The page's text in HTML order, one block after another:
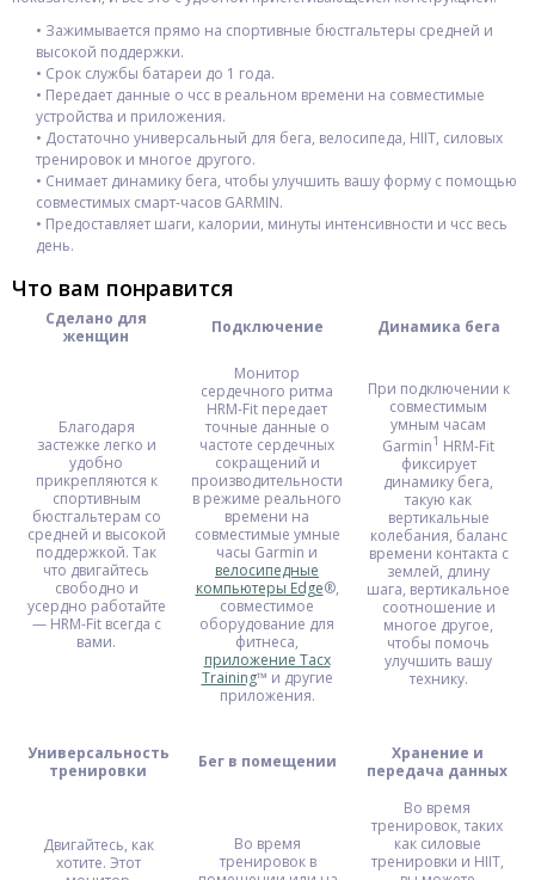
• Зажимывается прямо на спортивные бюстгальтеры средней и
высокой поддержки.
• Срок службы батареи до 1 года.
• Передает данные о чсс в реальном времени на совместимые
устройства и приложения.
• Достаточно универсальный для бега, велосипеда, HIIT, силовых
тренировок и многое другого.
• Cнимает динамику бега, чтобы улучшить вашу форму с помощью
совместимых смарт-часов GARMIN.
• Предоставляет шаги, калории, минуты интенсивности и чсс весь
день.
Что вам понравится
Сделано для
женщин
Подключение Динамика бега
Благодаря
застежке легко и
удобно
прикрепляются к
спортивным
бюстгальтерам со
средней и высокой
поддержкой. Так
что двигайтесь
свободно и
усердно работайте
— HRM-Fit всегда с
вами.
Монитор
сердечного ритма
HRM-Fit передает
точные данные о
частоте сердечных
сокращений и
производительности
в режиме реального
времени на
совместимые умные
часы Garmin и
велосипедные
компьютеры Edge®,
совместимое
оборудование для
фитнеса,
приложение Tacx
Training™ и другие
приложения.
При подключении к
совместимым
умным часам
Garmin1 HRM-Fit
фиксирует
динамику бега,
такую ​​как
вертикальные
колебания, баланс
времени контакта с
землей, длину
шага, вертикальное
соотношение и
многое другое,
чтобы помочь
улучшить вашу
технику.
Универсальность
тренировки
Бег в помещении
Хранение и
передача данных
Двигайтесь, как
хотите. Этот
Во время
тренировок в
Во время
тренировок, таких
как силовые
тренировки и HIIT,